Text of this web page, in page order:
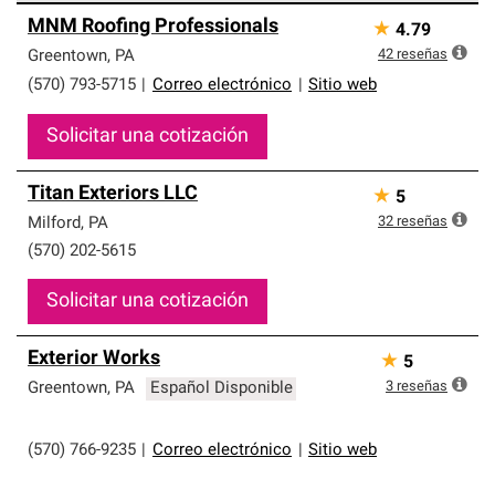
parte de una red exclusiva de profesionales de techos
que cumplen con altos estándares y requisitos estrictos
de profesionalismo y confiabilidad.
MNM Roofing Professionals
Greentown, PA
(570) 793-5715
Correo electrónico Sitio web
Solicitar una cotización
★ 4.79
42 reseñas
Titan Exteriors LLC
Milford, PA
(570) 202-5615
Solicitar una cotización
★ 5
32 reseñas
Exterior Works
Greentown, PA Español Disponible
(570) 766-9235 Correo electrónico Sitio web
★ 5
3 reseñas